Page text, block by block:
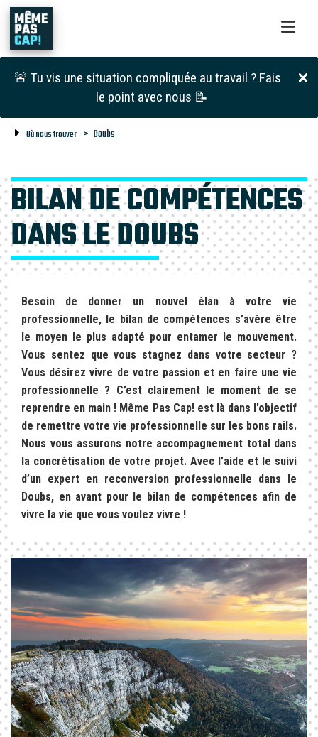
🚨 Tu vis une situation compliquée au travail ? Fais
le point avec nous 📝
Où nous trouver Doubs
BILAN DE COMPÉTENCES
DANS LE DOUBS
Besoin de donner un nouvel élan à votre vie
professionnelle, le bilan de compétences s’avère être
le moyen le plus adapté pour entamer le mouvement.
Vous sentez que vous stagnez dans votre secteur ?
Vous désirez vivre de votre passion et en faire une vie
professionnelle ? C’est clairement le moment de se
reprendre en main ! Même Pas Cap! est là dans l'objectif
de remettre votre vie professionnelle sur les bons rails.
Nous vous assurons notre accompagnement total dans
la concrétisation de votre projet. Avec l’aide et le suivi
d’un expert en reconversion professionnelle dans le
Doubs, en avant pour le bilan de compétences afin de
vivre la vie que vous voulez vivre !